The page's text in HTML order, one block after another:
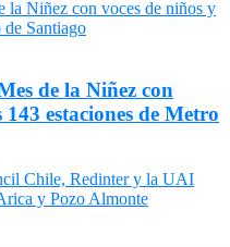
de la Niñez con
estaciones de Metro